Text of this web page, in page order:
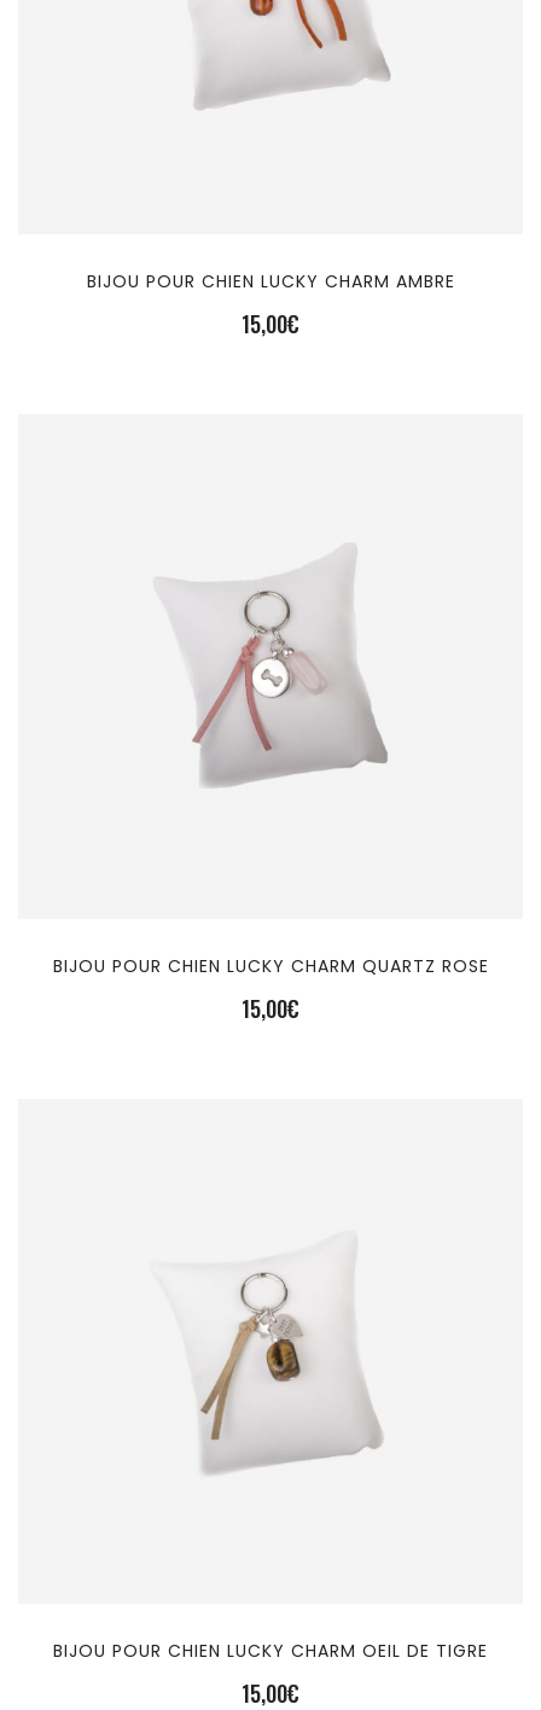
BIJOU POUR CHIEN LUCKY CHARM AMBRE
15,00€
BIJOU POUR CHIEN LUCKY CHARM QUARTZ ROSE
15,00€
BIJOU POUR CHIEN LUCKY CHARM OEIL DE TIGRE
15,00€